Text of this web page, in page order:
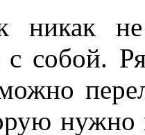
никак
с собой.
нужно